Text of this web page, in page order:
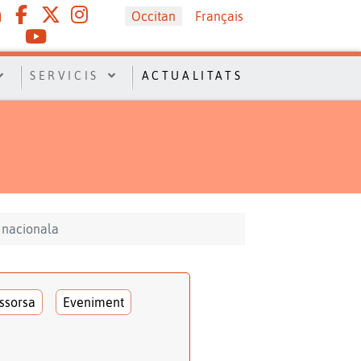
Sélectionnez votre langue
Occitan Français
SERVICIS ACTUALITATS
Eveniment